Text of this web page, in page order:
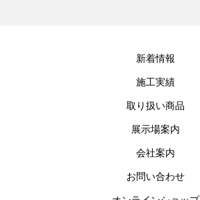
新着情報
施工実績
取り扱い商品
展示場案内
会社案内
お問い合わせ